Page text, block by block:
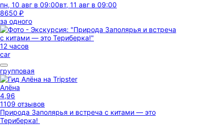
пн, 10 авг в 09:00вт, 11 авг в 09:00
8650 ₽
за одного
12 часов
car
групповая
Алёна
4,96
1109 отзывов
Природа Заполярья и встреча с китами — это
Териберка!